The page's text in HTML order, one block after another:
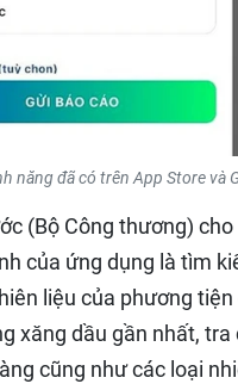
năng đã có trên App Store và
(Bộ Công thương)
của ứng dụng là tìm
liệu của phương
xăng dầu gần nhất,
cũng như các loại